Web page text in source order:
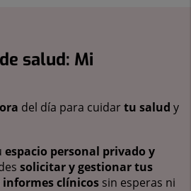
salud: Mi
del día para cuidartu salud y
espacio personal privado y
solicitar y gestionar tus
clínicos sin esperas ni